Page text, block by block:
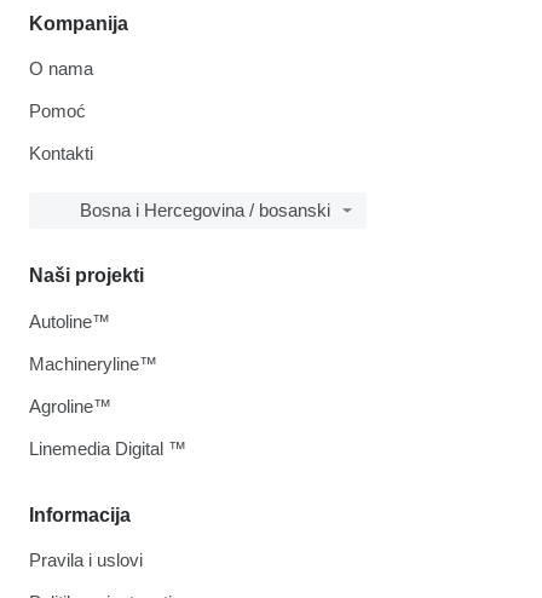
Kompanija
O nama
Pomoć
Kontakti
Bosna i Hercegovina / bosanski
Informacija
Pravila i uslovi
Naši projekti
Autoline™
Machineryline™
Agroline™
Linemedia Digital ™